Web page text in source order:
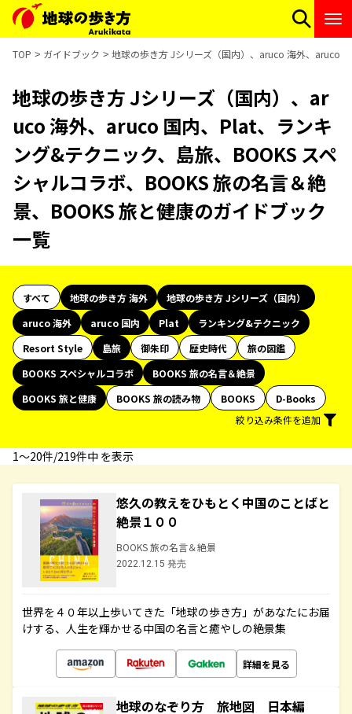
TOP ガイドブック 地球の歩き方 Jシリーズ（国内）、aruco 海外、aruco
地球の歩き方 Jシリーズ（国内）、ar
uco 海外、aruco 国内、Plat、ランキ
ング&テクニック、島旅、BOOKS スペ
シャルコラボ、BOOKS 旅の名言＆絶
景、BOOKS 旅と健康のガイドブック
一覧
すべて 地球の歩き方 海外
地球の歩き方 Jシリーズ（国内）
aruco 海外
aruco 国内 Plat
ランキング&テクニック
Resort Style
島旅 御朱印 歴史時代
旅の図鑑
BOOKS スペシャルコラボ
BOOKS 旅の名言＆絶景
BOOKS 旅と健康
BOOKS 旅の読み物 BOOKS
D-Books
絞り込み条件を追加
1〜20件/219件中 を表示
悠久の教えをひもとく中国のことばと
絶景１００
BOOKS 旅の名言＆絶景
2022.12.15 発売
世界を４０年以上歩いてきた「地球の歩き方」があなたにお届
けする、人生を輝かせる中国の名言と癒やしの絶景集
詳細を見る
地球のなぞり方 旅地図 日本編